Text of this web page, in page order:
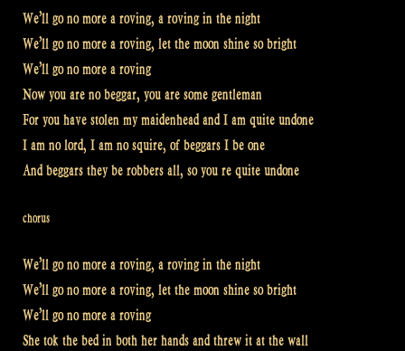
We’ll go no more a roving, a roving in the night
We’ll go no more a roving, let the moon shine so bright
We’ll go no more a roving
Now you are no beggar, you are some gentleman
For you have stolen my maidenhead and I am quite undone
I am no lord, I am no squire, of beggars I be one
And beggars they be robbers all, so you re quite undone
chorus
We’ll go no more a roving, a roving in the night
We’ll go no more a roving, let the moon shine so bright
We’ll go no more a roving
She tok the bed in both her hands and threw it at the wall